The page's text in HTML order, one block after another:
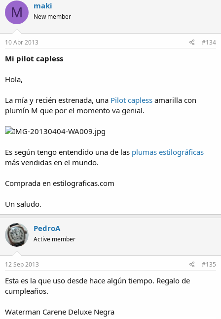
M maki
New member
10 Abr 2013 #134
Mi pilot capless
Hola,
La mía y recién estrenada, una Pilot capless amarilla con
plumín M que por el momento va genial.
Es según tengo entendido una de las plumas estilográficas
más vendidas en el mundo.
Comprada en estilograficas.com
Un saludo.
PedroA
Active member
12 Sep 2013 #135
Esta es la que uso desde hace algún tiempo. Regalo de
cumpleaños.
Waterman Carene Deluxe Negra